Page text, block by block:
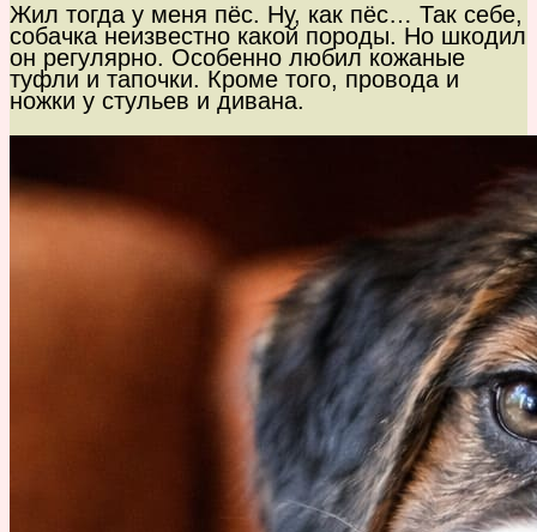
Жил тогда у меня пёс. Ну, как пёс… Так себе,
собачка неизвестно какой породы. Но шкодил
он регулярно. Особенно любил кожаные
туфли и тапочки. Кроме того, провода и
ножки у стульев и дивана.